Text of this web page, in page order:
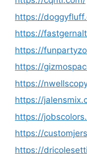
https://
https://
https://
https://
https://
https://
https://
https://
https://